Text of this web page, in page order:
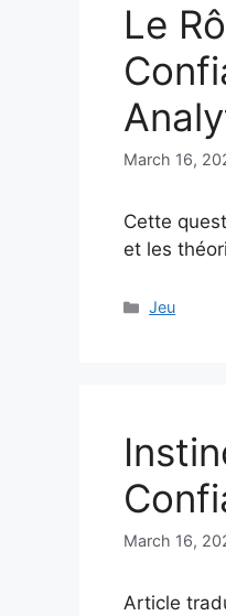
Le
March 16,
Cette
et les
Categories
Jeu
March 16,
Article